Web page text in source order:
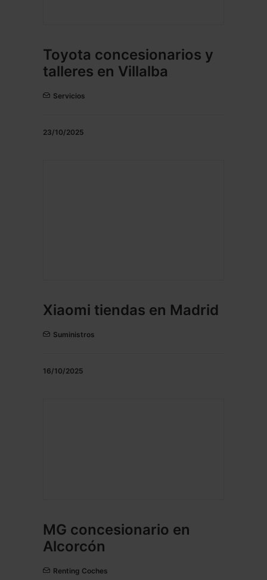
Toyota concesionarios y
talleres en Villalba
Servicios
23/10/2025
Xiaomi tiendas en Madrid
Suministros
16/10/2025
MG concesionario en
Alcorcón
Renting Coches